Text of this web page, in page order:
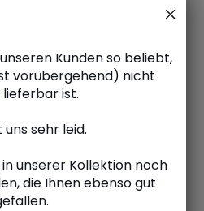
Kunden so beliebt,
vorübergehend) nicht
ist.
uns sehr leid.
unserer Kollektion noch
die Ihnen ebenso gut